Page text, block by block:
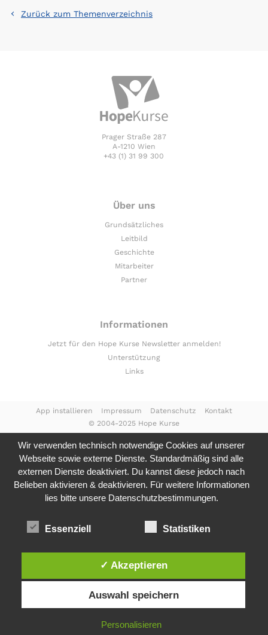
Zurück zum Themenverzeichnis
Prager Straße 287
A-1210 Wien
+43 (1) 31 99 300
Über uns
Grundsätzliches
Leitbild
Geschichte
Mitarbeiter
Partner
Informationen
Jetzt für den Hope Kurse Newsletter anmelden!
Unterstützung
Links
© 2004-2025 Hope Kurse
App installieren Impressum Datenschutz Kontakt
Wir verwenden technisch notwendige Cookies auf unserer
Webseite sowie externe Dienste. Standardmäßig sind alle
externen Dienste deaktiviert. Du kannst diese jedoch nach
Belieben aktivieren & deaktivieren. Für weitere Informationen
lies bitte unsere Datenschutzbestimmungen.
Essenziell Statistiken
✓ Akzeptieren
Auswahl speichern
Personalisieren